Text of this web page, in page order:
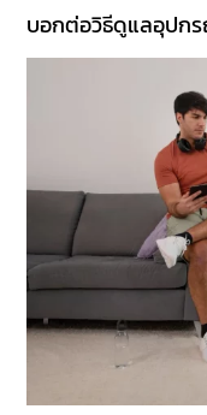
บอกต่อวิธีดูแลอุปก